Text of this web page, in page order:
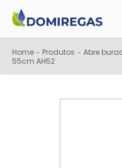
Home - Produtos - Abre
55cm AH52